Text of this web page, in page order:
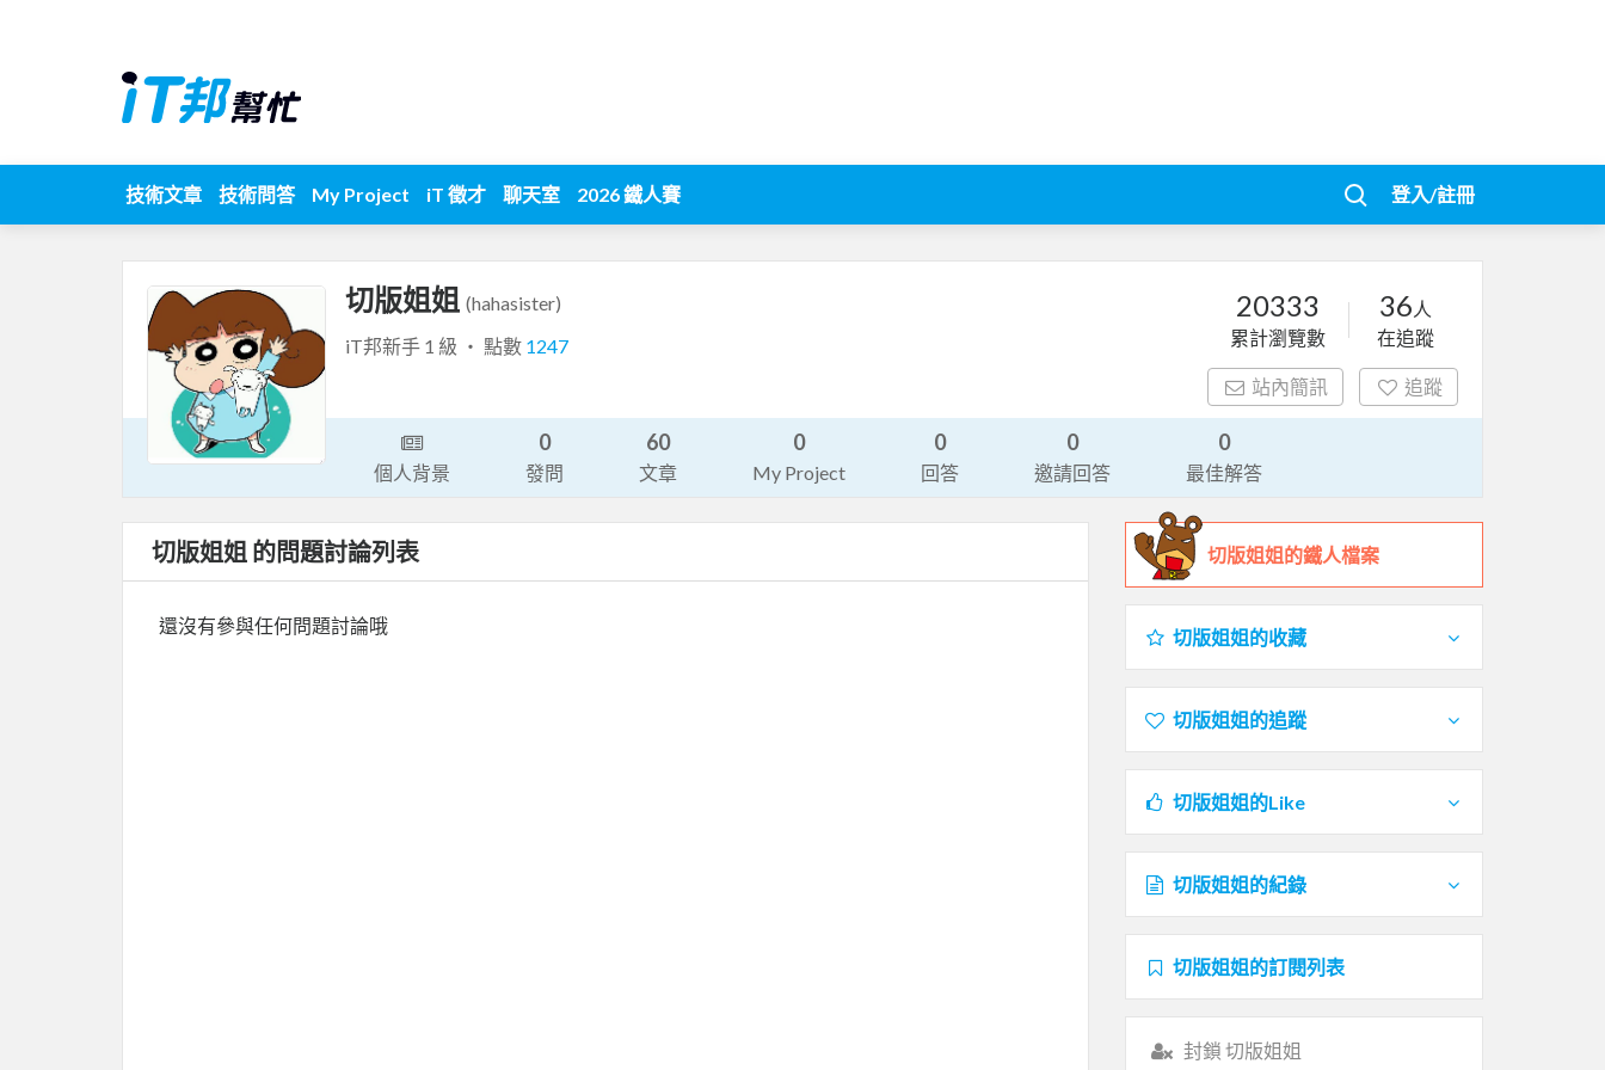
技術文章 技術問答 My Project iT 徵才 聊天室 2026 鐵人賽 登入/註冊
切版姐姐 (hahasister)
iT邦新手 1 級 ‧ 點數 1247
20333
累計瀏覽數
36 人
在追蹤
站內簡訊 追蹤
個人背景
0
發問
60
文章
0
My Project
0
回答
0
邀請回答
0
最佳解答
切版姐姐 的問題討論列表
還沒有參與任何問題討論哦
切版姐姐的鐵人檔案
切版姐姐的收藏
切版姐姐的追蹤
切版姐姐的Like
切版姐姐的紀錄
切版姐姐的訂閱列表
封鎖 切版姐姐